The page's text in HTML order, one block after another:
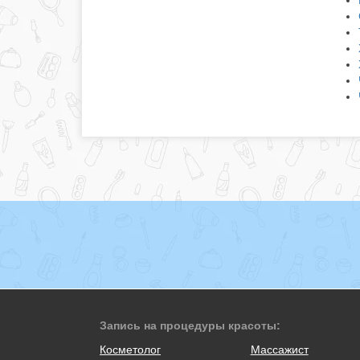
Запись на процедуры красоты:
Косметолог
Массажист